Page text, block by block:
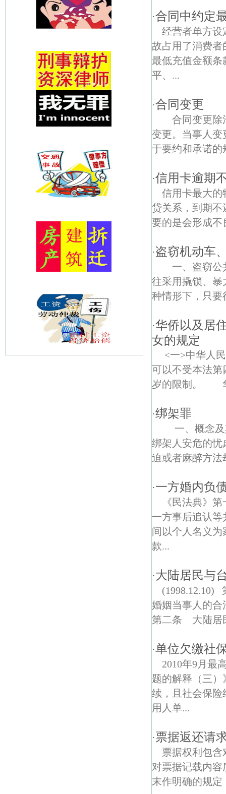
·合同中约定
经营者单方设
故占用了消费者
最低充值金额条
平、...
·合同变更
合同变更除
变更。当事人变
于要约和承诺的
·信用卡逾期
信用卡最大的
贷关系，到期不
要的是会形成不
·盗窃机动车
一、盗窃公
往采用撬锁、暴
种情形下，只要
·华侨以及居
女的规定
<一>中华人
可以不受本法第
岁的限制。 华
·绑架罪
一、概念及
绑架人安危的忧
迫或者麻醉方法
·一方婚内负
《民法典》
一方事后追认
间以个人名义
款...
·大陆居民与
(1998.12.10)
婚姻当事人的
第二条 大陆居
·单位欠缴社
2010年9月最
题的解释（三
续，且社会保险
用人单...
·票据返还请
票据权利包
对票据记载内
末作明确的规定